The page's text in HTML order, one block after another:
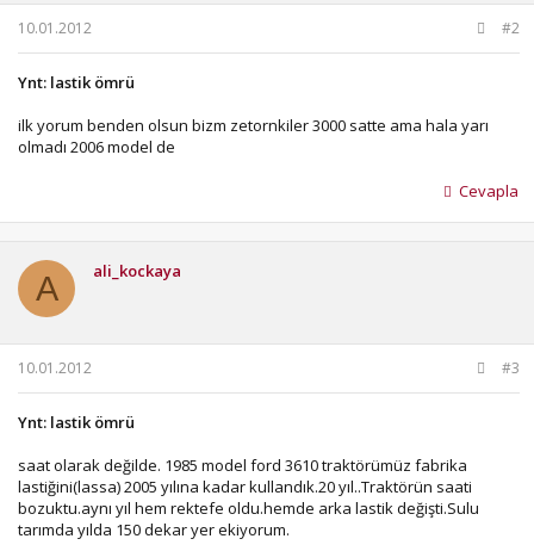
10.01.2012 #2
Ynt: lastik ömrü
ilk yorum benden olsun bizm zetornkiler 3000 satte ama hala yarı
olmadı 2006 model de
Cevapla
A ali_kockaya
10.01.2012 #3
Ynt: lastik ömrü
saat olarak değilde. 1985 model ford 3610 traktörümüz fabrika
lastiğini(lassa) 2005 yılına kadar kullandık.20 yıl..Traktörün saati
bozuktu.aynı yıl hem rektefe oldu.hemde arka lastik değişti.Sulu
tarımda yılda 150 dekar yer ekiyorum.